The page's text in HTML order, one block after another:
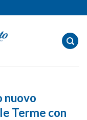
nuovo
Terme con